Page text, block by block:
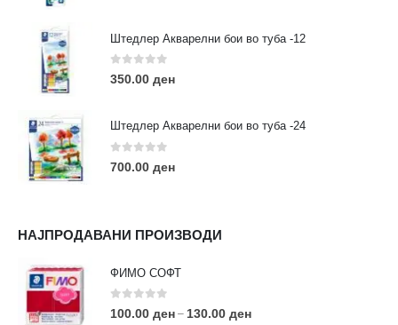
Штедлер Акварелни бои во туба -12
0out of 5
350.00 ден
Штедлер Акварелни бои во туба -24
0out of 5
700.00 ден
НАЈПРОДАВАНИ ПРОИЗВОДИ
ФИМО СОФТ
0 out of 5
100.00 ден – 130.00 ден